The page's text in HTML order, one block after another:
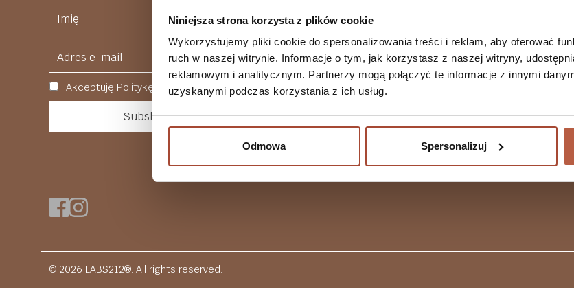
Niniejsza strona korzysta z plików cookie
Wykorzystujemy pliki cookie do spersonalizowania treści i reklam, aby oferować
ruch w naszej witrynie. Informacje o tym, jak korzystasz z naszej witryny,
reklamowym i analitycznym. Partnerzy mogą połączyć te informacje z innymi
uzyskanymi podczas korzystania z ich usług.
Odmowa Spersonalizuj
Akceptuję Politykę Prywatności
Produkty celowane
Witaminy
Minerały
Żelki
Vouchery
© 2026 LABS212®. All rights reserved.